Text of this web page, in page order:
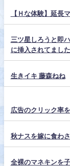
【Ｈな体験】延長
三ツ星しろうと即
に挿入されてまし
生きイキ 藤森ねね
広告のクリック率
秋ナスを嫁に食わ
全裸のマネキンを